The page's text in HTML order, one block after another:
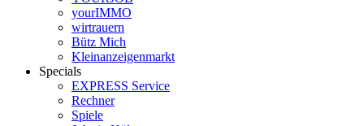
yourIMMO
wirtrauern
Bütz Mich
Kleinanzeigenmarkt
Specials
EXPRESS Service
Rechner
Spiele